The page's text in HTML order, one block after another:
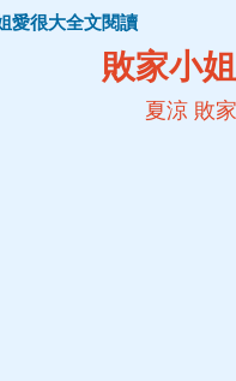
愛很大全文閱讀
敗家小
夏涼 敗